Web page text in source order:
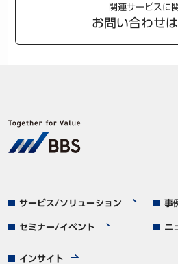
関連サービスに
お問い合わせ
サービス/ソリューション 事
セミナー/イベント ニ
インサイト